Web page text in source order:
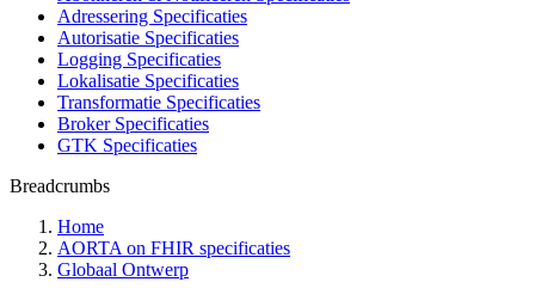
Adressering Specificaties
Autorisatie Specificaties
Logging Specificaties
Lokalisatie Specificaties
Transformatie Specificaties
Broker Specificaties
GTK Specificaties
Breadcrumbs
Home
AORTA on FHIR specificaties
Globaal Ontwerp